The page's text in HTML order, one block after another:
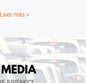
Leer más »